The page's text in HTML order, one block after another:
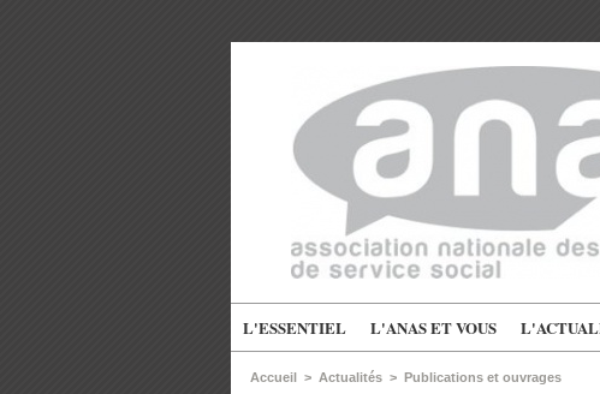
L'ESSENTIEL L'ANAS ET VOUS
Accueil > Actualités > Publications et ouvrages